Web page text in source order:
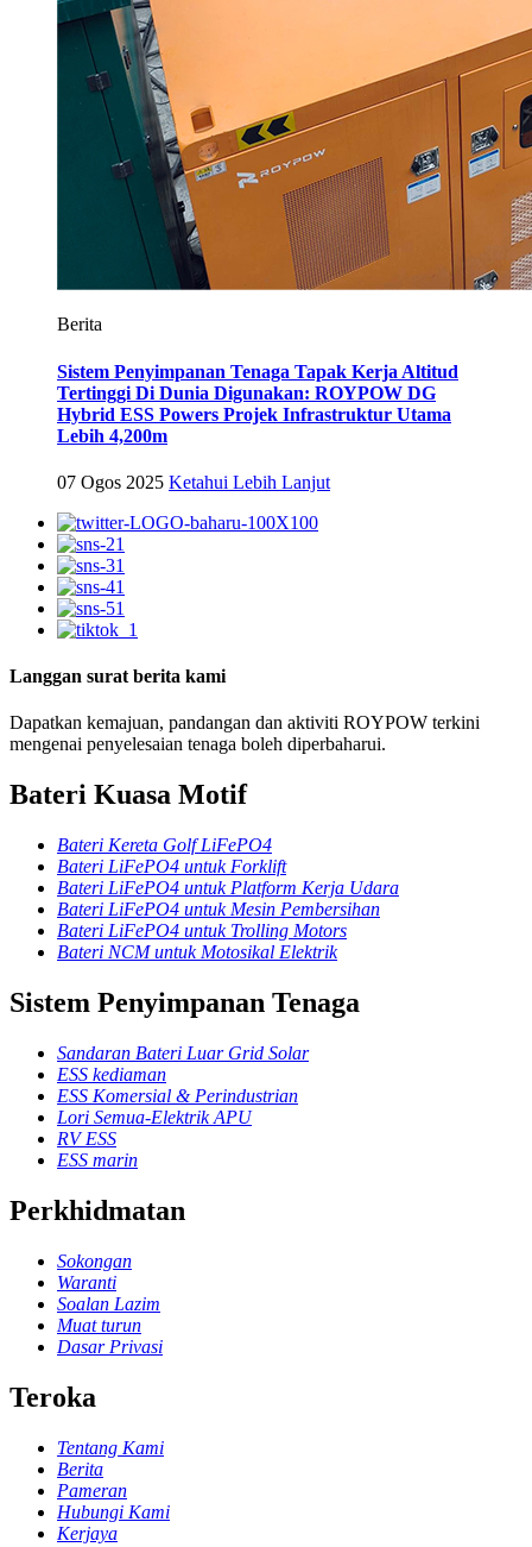
Berita
Sistem Penyimpanan Tenaga Tapak Kerja Altitud
Tertinggi Di Dunia Digunakan: ROYPOW DG
Hybrid ESS Powers Projek Infrastruktur Utama
Lebih 4,200m
07 Ogos 2025 Ketahui Lebih Lanjut
Langgan surat berita kami
Dapatkan kemajuan, pandangan dan aktiviti ROYPOW terkini
mengenai penyelesaian tenaga boleh diperbaharui.
Bateri Kuasa Motif
Bateri Kereta Golf LiFePO4
Bateri LiFePO4 untuk Forklift
Bateri LiFePO4 untuk Platform Kerja Udara
Bateri LiFePO4 untuk Mesin Pembersihan
Bateri LiFePO4 untuk Trolling Motors
Bateri NCM untuk Motosikal Elektrik
Sistem Penyimpanan Tenaga
Sandaran Bateri Luar Grid Solar
ESS kediaman
ESS Komersial & Perindustrian
Lori Semua-Elektrik APU
RV ESS
ESS marin
Perkhidmatan
Sokongan
Waranti
Soalan Lazim
Muat turun
Dasar Privasi
Teroka
Tentang Kami
Berita
Pameran
Hubungi Kami
Kerjaya